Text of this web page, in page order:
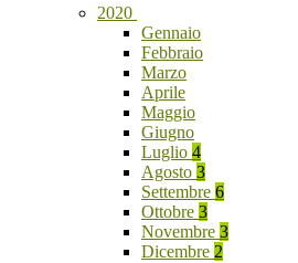
2020
Gennaio
Febbraio
Marzo
Aprile
Maggio
Giugno
Luglio 4
Agosto 3
Settembre 6
Ottobre 3
Novembre 3
Dicembre 2